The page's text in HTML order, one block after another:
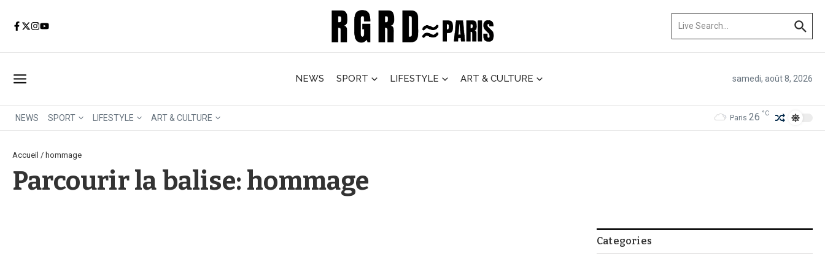
NEWS SPORT LIFESTYLE ART & CULTURE samedi, août 8, 2026
NEWS SPORT LIFESTYLE ART & CULTURE Paris 26 °C
Accueil / hommage
Parcourir la balise: hommage
Categories